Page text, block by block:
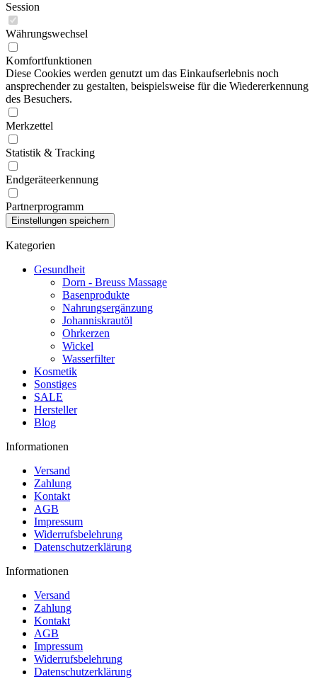
Session
Währungswechsel
Komfortfunktionen
Diese Cookies werden genutzt um das Einkaufserlebnis noch
ansprechender zu gestalten, beispielsweise für die Wiedererkennung
des Besuchers.
Merkzettel
Statistik & Tracking
Endgeräteerkennung
Partnerprogramm
Kategorien
Gesundheit
Dorn - Breuss Massage
Basenprodukte
Nahrungsergänzung
Johanniskrautöl
Ohrkerzen
Wickel
Wasserfilter
Kosmetik
Sonstiges
SALE
Hersteller
Blog
Informationen
Versand
Zahlung
Kontakt
AGB
Impressum
Widerrufsbelehrung
Datenschutzerklärung
Informationen
Versand
Zahlung
Kontakt
AGB
Impressum
Widerrufsbelehrung
Datenschutzerklärung